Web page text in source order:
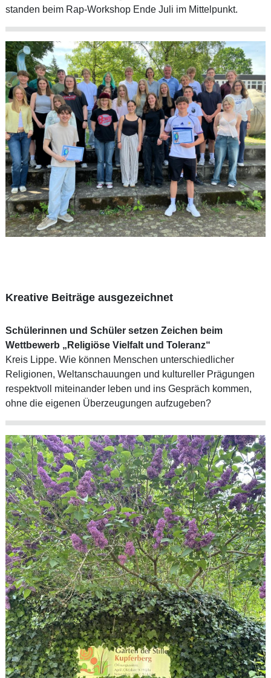
standen beim Rap-Workshop Ende Juli im Mittelpunkt.
Kreative Beiträge ausgezeichnet
Schülerinnen und Schüler setzen Zeichen beim
Wettbewerb „Religiöse Vielfalt und Toleranz“
Kreis Lippe. Wie können Menschen unterschiedlicher
Religionen, Weltanschauungen und kultureller Prägungen
respektvoll miteinander leben und ins Gespräch kommen,
ohne die eigenen Überzeugungen aufzugeben?